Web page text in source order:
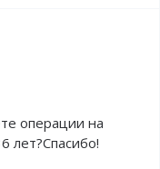
операции на
лет?Спасибо!